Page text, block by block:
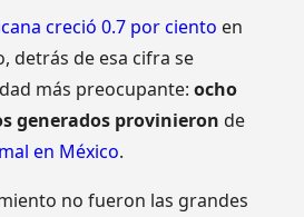
creció 0.7 por ciento en
detrás de esa cifra se
más preocupante:ocho
generados provinieron de
en México.
no fueron las grandes